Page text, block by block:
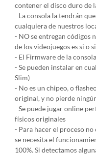
contener el disco duro de
- La consola la tendrán
cualquiera de nuestros
- NO se entregan códigos
de los videojuegos es si o
- El Firmware de la
- Se pueden instalar en
Slim)
- No es un chipeo, o
original, y no pierde
- Se puede jugar online
físicos originales
- Para hacer el proceso no
se necesita el
100%. Si detectamos